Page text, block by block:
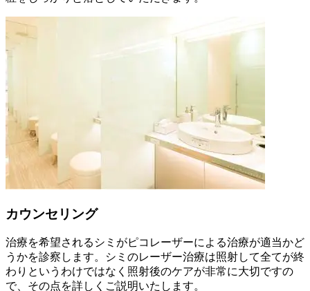
カウンセリング
治療を希望されるシミがピコレーザーによる治療が適当かど
うかを診察します。シミのレーザー治療は照射して全てが終
わりというわけではなく照射後のケアが非常に大切ですの
で、その点を詳しくご説明いたします。